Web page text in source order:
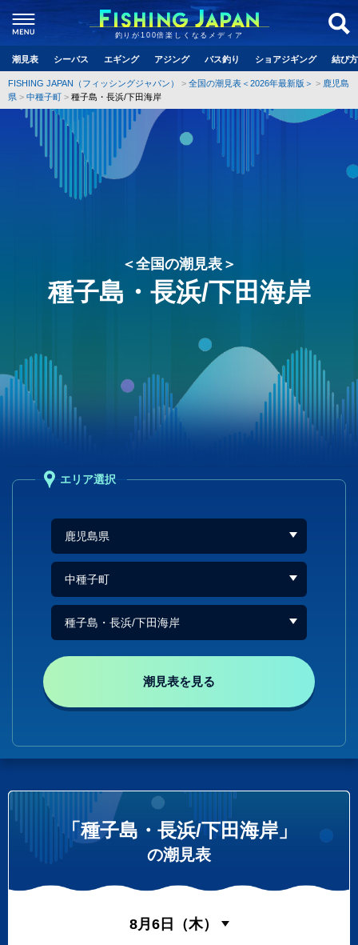
釣りが100倍楽しくなるメディア
潮見表 シーバス エギング アジング バス釣り ショアジギング 結び
FISHING JAPAN（フィッシングジャパン） 全国の潮見表＜2026年最新版＞
鹿児島
県
中種子町 種子島・長浜/下田海岸
＜全国の潮見表＞
種子島・長浜/下田海岸
エリア選択
潮見表を見る
「種子島・長浜/下田海岸」
の潮見表